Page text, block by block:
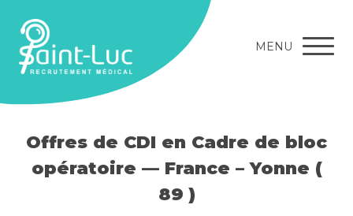
MENU
Offres de CDI en Cadre de bloc
opératoire — France – Yonne (
89 )